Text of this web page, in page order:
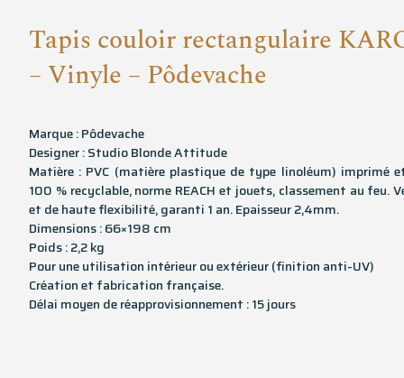
Tapis couloir rectangulaire
– Vinyle – Pôdevache
Marque : Pôdevache
Designer : Studio Blonde Attitude
Matière : PVC (matière plastique de type linoléum) imprimé
100 % recyclable, norme REACH et jouets, classement au
et de haute flexibilité, garanti 1 an. Epaisseur 2,4mm.
Dimensions : 66×198 cm
Poids : 2,2 kg
Pour une utilisation intérieur ou extérieur (finition anti-UV)
Création et fabrication française.
Délai moyen de réapprovisionnement : 15 jours